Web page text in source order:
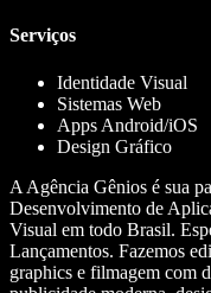
Serviços
Identidade Visual
Sistemas Web
Apps Android/iOS
Design Gráfico
A Agência Gênios é sua
Desenvolvimento de
Visual em todo Brasil.
Lançamentos. Fazemos
graphics e filmagem com